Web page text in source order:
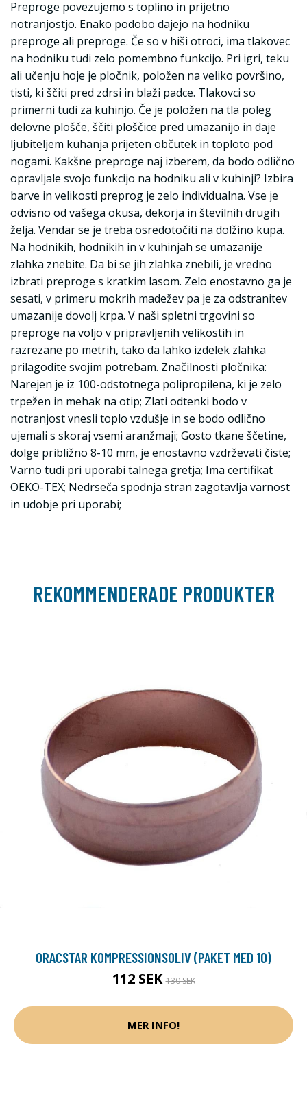
Preproge povezujemo s toplino in prijetno
notranjostjo. Enako podobo dajejo na hodniku
preproge ali preproge. Če so v hiši otroci, ima tlakovec
na hodniku tudi zelo pomembno funkcijo. Pri igri, teku
ali učenju hoje je pločnik, položen na veliko površino,
tisti, ki ščiti pred zdrsi in blaži padce. Tlakovci so
primerni tudi za kuhinjo. Če je položen na tla poleg
delovne plošče, ščiti ploščice pred umazanijo in daje
ljubiteljem kuhanja prijeten občutek in toploto pod
nogami. Kakšne preproge naj izberem, da bodo odlično
opravljale svojo funkcijo na hodniku ali v kuhinji? Izbira
barve in velikosti preprog je zelo individualna. Vse je
odvisno od vašega okusa, dekorja in številnih drugih
želja. Vendar se je treba osredotočiti na dolžino kupa.
Na hodnikih, hodnikih in v kuhinjah se umazanije
zlahka znebite. Da bi se jih zlahka znebili, je vredno
izbrati preproge s kratkim lasom. Zelo enostavno ga je
sesati, v primeru mokrih madežev pa je za odstranitev
umazanije dovolj krpa. V naši spletni trgovini so
preproge na voljo v pripravljenih velikostih in
razrezane po metrih, tako da lahko izdelek zlahka
prilagodite svojim potrebam. Značilnosti pločnika:
Narejen je iz 100-odstotnega polipropilena, ki je zelo
trpežen in mehak na otip; Zlati odtenki bodo v
notranjost vnesli toplo vzdušje in se bodo odlično
ujemali s skoraj vsemi aranžmaji; Gosto tkane ščetine,
dolge približno 8-10 mm, je enostavno vzdrževati čiste;
Varno tudi pri uporabi talnega gretja; Ima certifikat
OEKO-TEX; Nedrseča spodnja stran zagotavlja varnost
in udobje pri uporabi;
REKOMMENDERADE PRODUKTER
ORACSTAR KOMPRESSIONSOLIV (PAKET MED 10)
112 SEK130 SEK
MER INFO!